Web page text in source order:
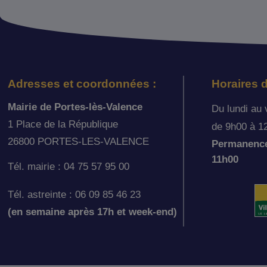
Adresses et coordonnées :
Mairie de Portes-lès-Valence
1 Place de la République
26800 PORTES-LES-VALENCE
Tél. mairie : 04 75 57 95 00
Tél. astreinte : 06 09 85 46 23
(en semaine après 17h et week-end)
Horaires
Du lundi au
de 9h00 à
11h00